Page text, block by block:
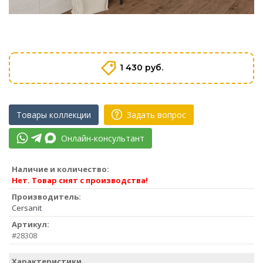
1 430 руб.
Товары коллекции Задать вопрос
Онлайн-консультант
Наличие и количество:
Нет. Товар снят с производства!
Производитель:
Cersanit
Артикул:
#28308